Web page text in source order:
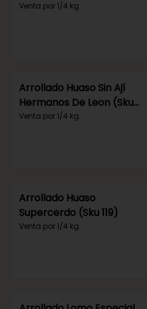
Venta por 1/4 kg.
Arrollado Huaso Sin Ají
Hermanos De Leon (Sku
307)
Venta por 1/4 kg.
Arrollado Huaso
Supercerdo (Sku 119)
Venta por 1/4 kg.